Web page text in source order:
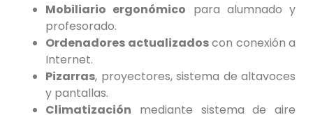
Mobiliario ergonómico para alumnado y
profesorado.
Ordenadores actualizadoscon conexión a
Internet.
Pizarras, proyectores, sistema de altavoces
y pantallas.
Climatización mediante sistema de aire